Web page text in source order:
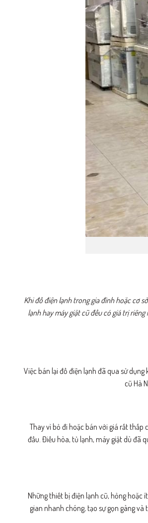
Khi đồ điện lạnh trong gia đình hoặc cơ
lạnh hay máy giặt cũ đều có giá trị
Việc bán lại đồ điện lạnh đã qua sử
cũ Hà
Thay vì bỏ đi hoặc bán với giá rất
đầu. Điều hòa, tủ lạnh, máy giặt dù đã
Những thiết bị điện lạnh cũ, hỏng hoặc
gian nhanh chóng, tạo sự gọn gàng